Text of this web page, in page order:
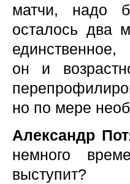
матчи, надо
осталось два
он и
но по мере
Александр
немного
выступит?